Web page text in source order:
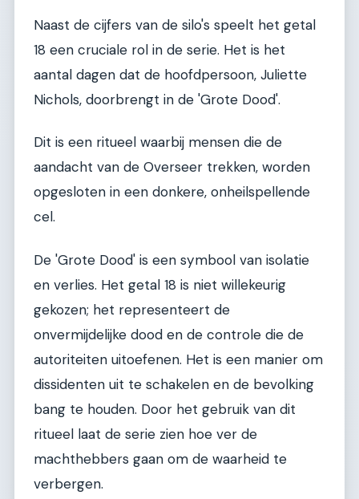
Naast de cijfers van de silo's speelt het getal
18 een cruciale rol in de serie. Het is het
aantal dagen dat de hoofdpersoon, Juliette
Nichols, doorbrengt in de 'Grote Dood'.
Dit is een ritueel waarbij mensen die de
aandacht van de Overseer trekken, worden
opgesloten in een donkere, onheilspellende
cel.
De 'Grote Dood' is een symbool van isolatie
en verlies. Het getal 18 is niet willekeurig
gekozen; het representeert de
onvermijdelijke dood en de controle die de
autoriteiten uitoefenen. Het is een manier om
dissidenten uit te schakelen en de bevolking
bang te houden. Door het gebruik van dit
ritueel laat de serie zien hoe ver de
machthebbers gaan om de waarheid te
verbergen.